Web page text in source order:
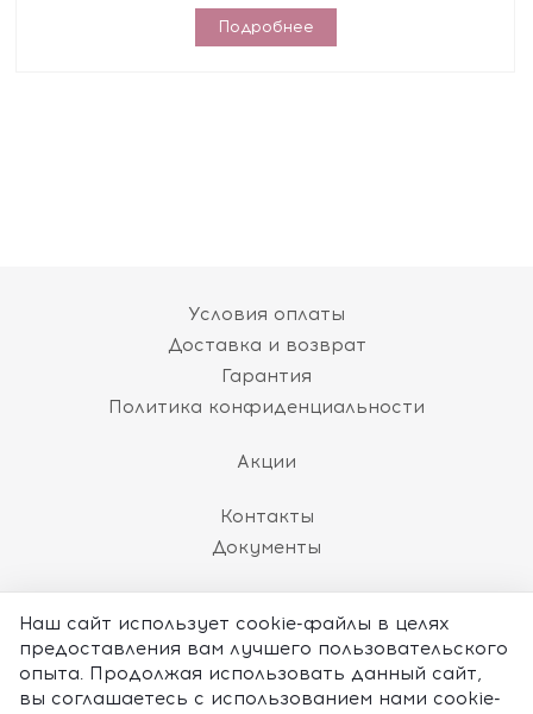
Подробнее
Условия оплаты
Доставка и возврат
Гарантия
Политика конфиденциальности
Акции
Контакты
Документы
(пн-пт 10:00 до 18:00 МСК)
ЗАКАЗАТЬ ЗВОНОК
Наш сайт использует cookie-файлы в целях
предоставления вам лучшего пользовательского
опыта. Продолжая использовать данный сайт,
вы соглашаетесь с использованием нами cookie-